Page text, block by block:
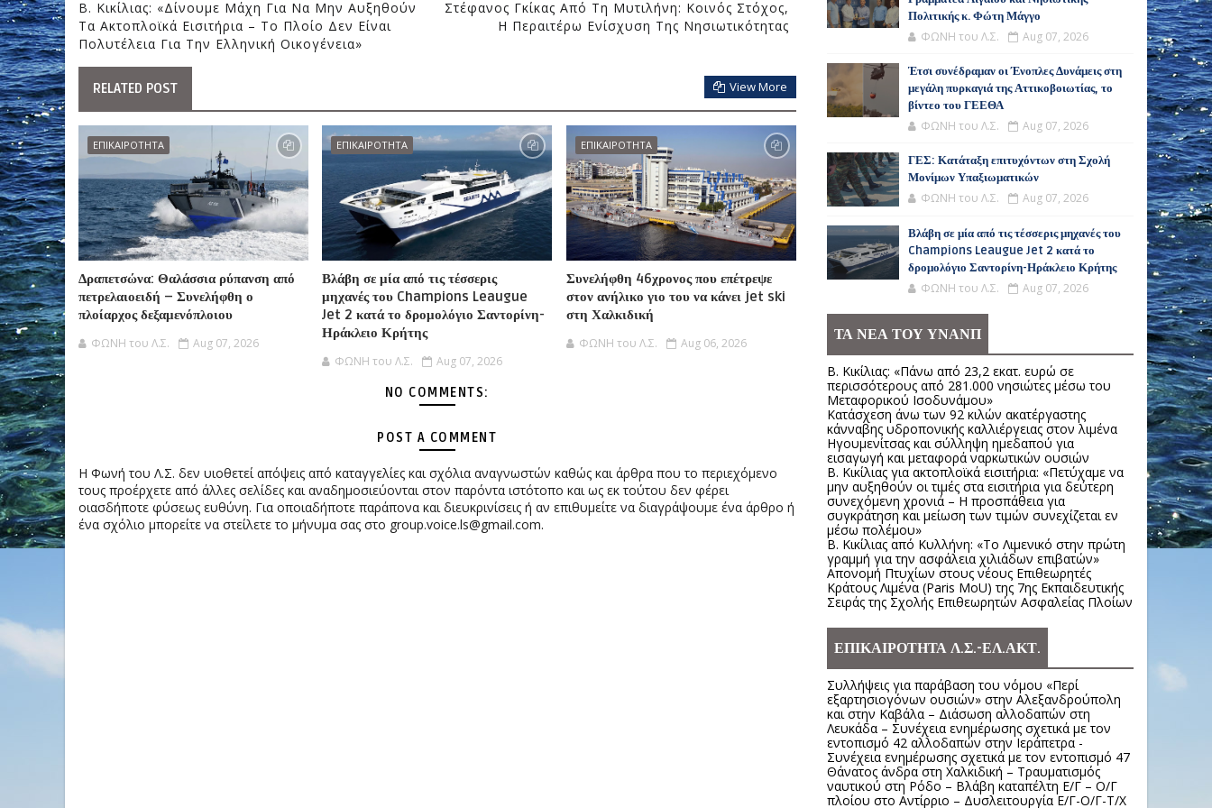
Β. Κικίλιας: «Δίνουμε Μάχη Για Να Μην Αυξηθούν
Τα Ακτοπλοϊκά Εισιτήρια – Το Πλοίο Δεν Είναι
Πολυτέλεια Για Την Ελληνική Οικογένεια»
Στέφανος Γκίκας Από Τη Μυτιλήνη: Κοινός Στόχος,
Η Περαιτέρω Ενίσχυση Της Νησιωτικότητας
RELATED POST View More
ΕΠΙΚΑΙΡΟΤΗΤΑ
Δραπετσώνα: Θαλάσσια ρύπανση από
πετρελαιοειδή – Συνελήφθη ο
πλοίαρχος δεξαμενόπλοιου
ΦΩΝΗ του Λ.Σ. Aug 07, 2026
ΕΠΙΚΑΙΡΟΤΗΤΑ
Βλάβη σε μία από τις τέσσερις
μηχανές του Champions Leaugue
Jet 2 κατά το δρομολόγιο Σαντορίνη-
Ηράκλειο Κρήτης
ΦΩΝΗ του Λ.Σ. Aug 07, 2026
ΕΠΙΚΑΙΡΟΤΗΤΑ
Συνελήφθη 46χρονος που επέτρεψε
στον ανήλικο γιο του να κάνει jet ski
στη Χαλκιδική
ΦΩΝΗ του Λ.Σ. Aug 06, 2026
NO COMMENTS:
POST A COMMENT
Η Φωνή του Λ.Σ. δεν υιοθετεί απόψεις από καταγγελίες και σχόλια αναγνωστών καθώς και άρθρα που το περιεχόμενο
τους προέρχετε από άλλες σελίδες και αναδημοσιεύονται στον παρόντα ιστότοπο και ως εκ τούτου δεν φέρει
οιασδήποτε φύσεως ευθύνη. Για οποιαδήποτε παράπονα και διευκρινίσεις ή αν επιθυμείτε να διαγράψουμε ένα άρθρο ή
ένα σχόλιο μπορείτε να στείλετε το μήνυμα σας στο group.voice.ls@gmail.com.
Πολιτικής κ. Φώτη Μάγγο
ΦΩΝΗ του Λ.Σ. Aug 07, 2026
Έτσι συνέδραμαν οι Ένοπλες Δυνάμεις στη
μεγάλη πυρκαγιά της Αττικοβοιωτίας, το
βίντεο του ΓΕΕΘΑ
ΦΩΝΗ του Λ.Σ. Aug 07, 2026
ΓΕΣ: Κατάταξη επιτυχόντων στη Σχολή
Μονίμων Υπαξιωματικών
ΦΩΝΗ του Λ.Σ. Aug 07, 2026
Βλάβη σε μία από τις τέσσερις μηχανές του
Champions Leaugue Jet 2 κατά το
δρομολόγιο Σαντορίνη-Ηράκλειο Κρήτης
ΦΩΝΗ του Λ.Σ. Aug 07, 2026
ΤΑ ΝΕΑ ΤΟΥ ΥΝΑΝΠ
Β. Κικίλιας: «Πάνω από 23,2 εκατ. ευρώ σε
περισσότερους από 281.000 νησιώτες μέσω του
Μεταφορικού Ισοδυνάμου»
Κατάσχεση άνω των 92 κιλών ακατέργαστης
κάνναβης υδροπονικής καλλιέργειας στον λιμένα
Ηγουμενίτσας και σύλληψη ημεδαπού για
εισαγωγή και μεταφορά ναρκωτικών ουσιών
Β. Κικίλιας για ακτοπλοϊκά εισιτήρια: «Πετύχαμε να
μην αυξηθούν οι τιμές στα εισιτήρια για δεύτερη
συνεχόμενη χρονιά – Η προσπάθεια για
συγκράτηση και μείωση των τιμών συνεχίζεται εν
μέσω πολέμου»
Β. Κικίλιας από Κυλλήνη: «Το Λιμενικό στην πρώτη
γραμμή για την ασφάλεια χιλιάδων επιβατών»
Απονομή Πτυχίων στους νέους Επιθεωρητές
Κράτους Λιμένα (Paris MoU) της 7ης Εκπαιδευτικής
Σειράς της Σχολής Επιθεωρητών Ασφαλείας Πλοίων
ΕΠΙΚΑΙΡΟΤΗΤΑ Λ.Σ.-ΕΛ.ΑΚΤ.
Συλλήψεις για παράβαση του νόμου «Περί
εξαρτησιογόνων ουσιών» στην Αλεξανδρούπολη
και στην Καβάλα – Διάσωση αλλοδαπών στη
Λευκάδα – Συνέχεια ενημέρωσης σχετικά με τον
εντοπισμό 42 αλλοδαπών στην Ιεράπετρα -
Συνέχεια ενημέρωσης σχετικά με τον εντοπισμό 47
Θάνατος άνδρα στη Χαλκιδική – Τραυματισμός
ναυτικού στη Ρόδο – Βλάβη καταπέλτη Ε/Γ – Ο/Γ
πλοίου στο Αντίρριο – Δυσλειτουργία Ε/Γ-Ο/Γ-Τ/Χ